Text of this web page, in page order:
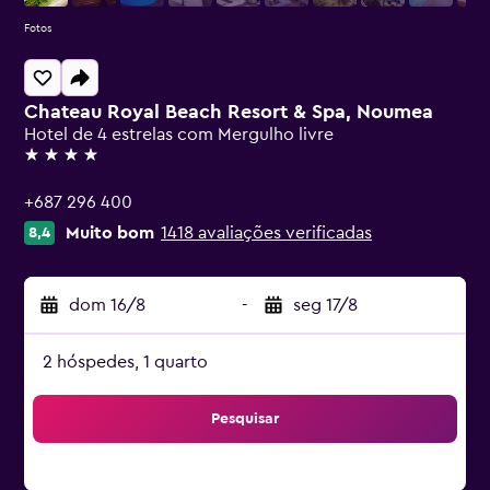
Chateau Royal Beach Resort & Spa, Noumea
Hotel de 4 estrelas com Mergulho livre
4 estrelas
+687 296 400
8,4 Muito bom 1418 avaliações verificadas
dom 16/8 - seg 17/8
2 hóspedes, 1 quarto
Pesquisar
Fotos